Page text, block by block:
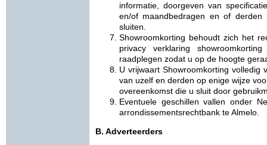
informatie, doorgeven van
en/of maandbedragen en of
sluiten.
Showroomkorting behoudt zich het
privacy verklaring
raadplegen zodat u op de hoogte
U vrijwaart Showroomkorting volledig
van uzelf en derden op enige wijze
overeenkomst die u sluit door
Eventuele geschillen vallen onder
arrondissementsrechtbank te Almelo.
B. Adverteerders